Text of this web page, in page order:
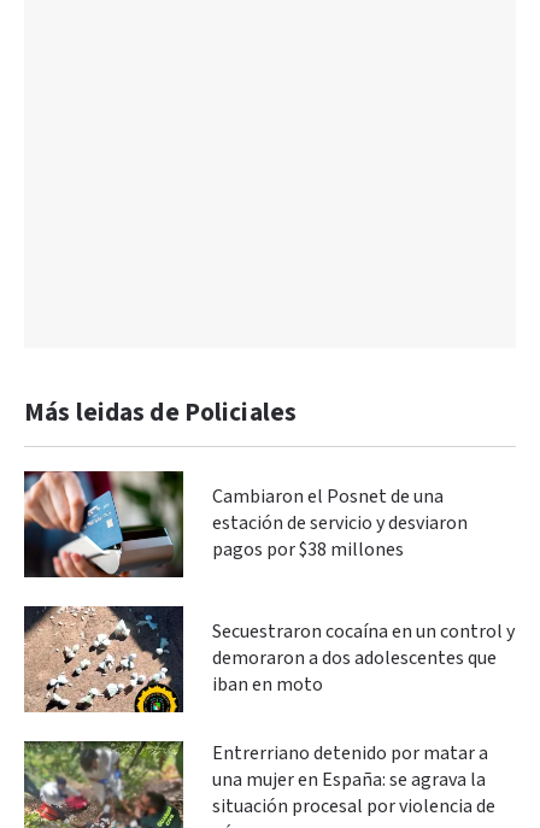
Más leidas de Policiales
Cambiaron el Posnet de una
estación de servicio y desviaron
pagos por $38 millones
Secuestraron cocaína en un control y
demoraron a dos adolescentes que
iban en moto
Entrerriano detenido por matar a
una mujer en España: se agrava la
situación procesal por violencia de